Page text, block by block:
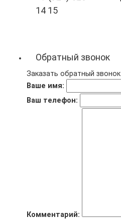
14 15
Обратный звонок
Заказать обратный звонок
Ваше имя:
Ваш телефон:
Комментарий: